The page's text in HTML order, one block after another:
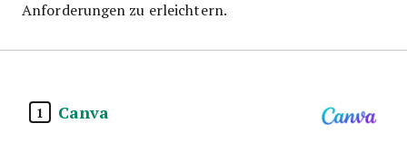
Anforderungen zu erleichtern.
1 Canva